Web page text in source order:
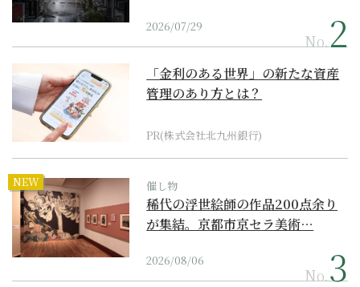
2026/07/29
No.
「金利のある世界」の新たな資産
管理のあり方とは？
PR(株式会社北九州銀行)
NEW 催し物
稀代の浮世絵師の作品200点余り
が集結。京都市京セラ美術…
2026/08/06
No.